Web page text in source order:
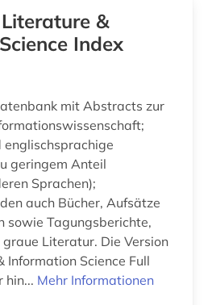
(2)
bayerische staatsbibliothek (1)
bedarfsforschung (1)
bedrohte sprache (1)
gaststättengewerbe
&
Index
mit Abstracts zur
geringem Anteil
Sprachen);
auch Bücher, Aufsätze
sowie Tagungsberichte,
Literatur. Die Version
Science Full
hin... Mehr Informationen